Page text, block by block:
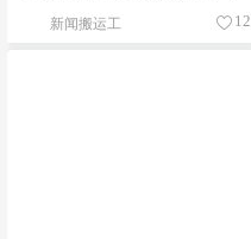
新闻搬运工 12